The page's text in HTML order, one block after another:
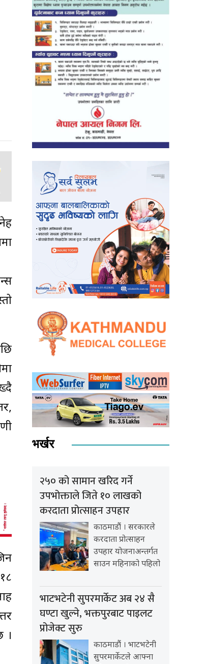
।
भर्खर
२५० को सामान खरिद गर्ने
उपभोक्ताले जिते १० लाखको
करदाता प्रोत्साहन उपहार
काठमाडौं । सरकारले
करदाता प्रोत्साहन
उपहार योजनाअन्तर्गत
साउन महिनाको पहिलो
भाटभटेनी सुपरमार्केट अब २४ सै
घण्टा खुल्ने, भक्तपुरबाट पाइलट
प्रोजेक्ट सुरु
काठमाडौं । भाटभटेनी
सुपरमार्केटले आफ्ना